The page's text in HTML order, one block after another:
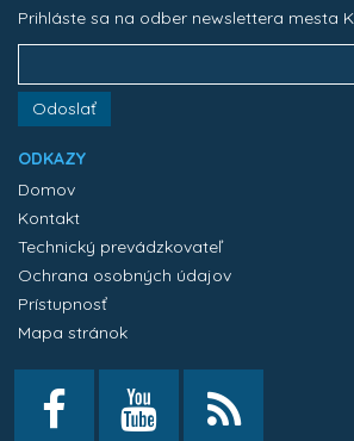
Prihláste sa na odber newslettera mesta
Odoslať
ODKAZY
Domov
Kontakt
Technický prevádzkovateľ
Ochrana osobných údajov
Prístupnosť
Mapa stránok